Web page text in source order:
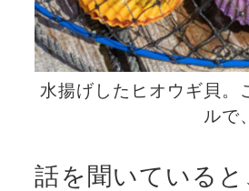
水揚げしたヒオウギ貝。
ルで
話を聞いている